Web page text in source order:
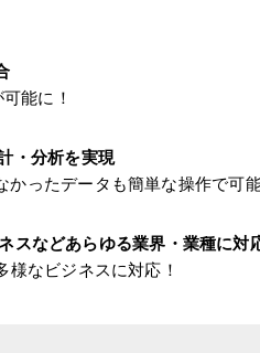
能に！
・分析を実現
ったデータも簡単な操作で可能
スなどあらゆる業界・業種に対
なビジネスに対応！